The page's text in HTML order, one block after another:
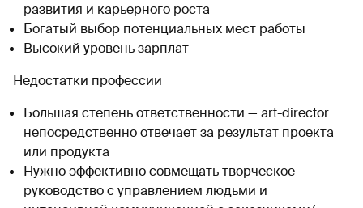
развития и карьерного роста
Богатый выбор потенциальных мест работы
Высокий уровень зарплат
Недостатки профессии
Большая степень ответственности — art-director
непосредственно отвечает за результат проекта
или продукта
Нужно эффективно совмещать творческое
руководство с управлением людьми и